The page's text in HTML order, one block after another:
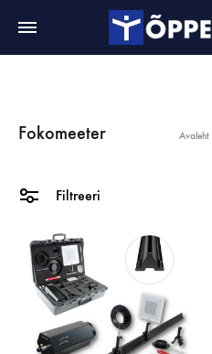
Fokomeeter Avaleht
Filtreeri